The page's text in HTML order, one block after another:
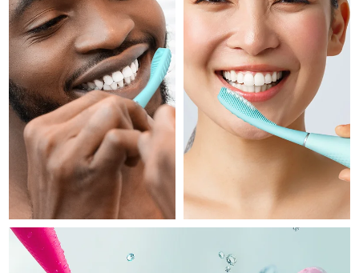
FAQ™护肤品
All FAQ™ skincare
FAQ™产品
All anti-aging treatments
FAQ™护肤品
All FAQ™ skincare
FAQ™产品
All LED treatments
FAQ™产品
All hair treatments
FAQ™ skincare
All FAQ™ skincare
FAQ™ products
All toning treatments
脱毛
PEACH™ 2 Pro Max
Professional IPL hair removal device
PEACH™ 2
IPL hair removal
PEACH™ 2 go
Travel-friendly IPL hair removal
身体护理
BEAR™ 2 body
Microcurrent body toning
LUNA™ 4 body
Massaging body brush
SUPERCHARGED™ serum
Firming body serum
痘肌护理
ESPADA™ 2 plus
Recurring acne LED therapy
ESPADA™ 2
眼部护理
BEAR™ 2 eyes & lips
Microcurrent line smoothing device
IRIS™ 2
毛孔护理
Diamond microdermabrasion .
护发
2-in-1 LED scalp massager
NEW
法国 预计送达日期09/08/2026
法属波利尼西亚 预计送达日期13/08/2026
德国 预计送达日期09/08/2026
直布罗陀 预计送达日期13/08/2026
希腊 预计送达日期09/08/2026
中国香港特别行政区 预计送达日期 10/08/2026
匈牙利 09/08/2026